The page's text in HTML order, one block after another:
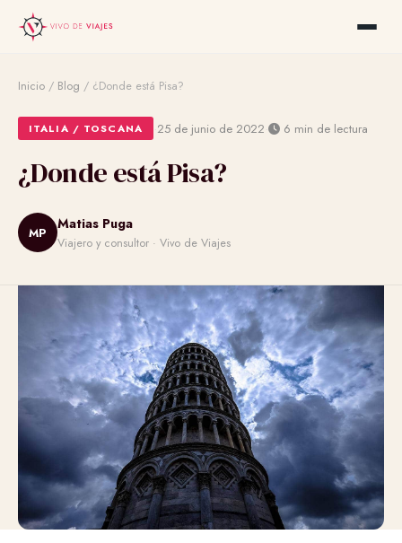
Inicio / Blog / ¿Donde está Pisa?
ITALIA / TOSCANA 25 de junio de 2022 6 min de lectura
¿Donde está Pisa?
MP
Matias Puga
Viajero y consultor · Vivo de Viajes